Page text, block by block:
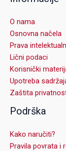
O nama
Osnovna načela
Prava
Lični podaci
Korisnički
Upotreba
Zaštita
Podrška
Kako naručiti?
Pravila povrata i